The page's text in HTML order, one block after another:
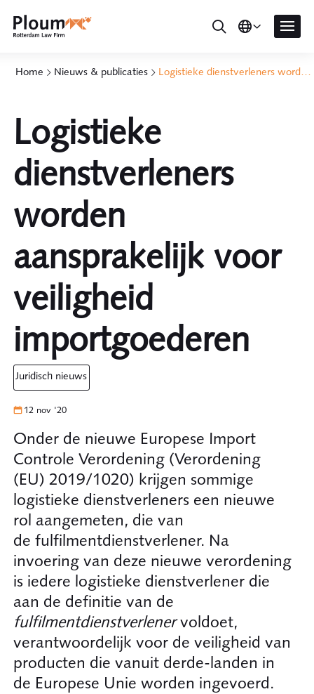
Home Nieuws & publicaties Logistieke dienstverleners worden aansprakelijk voor veiligheid importgoederen
Logistieke
dienstverleners
worden
aansprakelijk voor
veiligheid
importgoederen
juridisch nieuws
12 nov '20
Onder de nieuwe Europese Import
Controle Verordening (Verordening
(EU) 2019/1020) krijgen sommige
logistieke dienstverleners een nieuwe
rol aangemeten, die van
de fulfilmentdienstverlener. Na
invoering van deze nieuwe verordening
is iedere logistieke dienstverlener die
aan de definitie van de
fulfilmentdienstverlenervoldoet,
verantwoordelijk voor de veiligheid van
producten die vanuit derde-landen in
de Europese Unie worden ingevoerd.